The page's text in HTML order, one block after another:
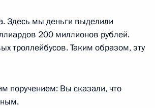
к ним
Эммануэлем
Здесь мы деньги выделили
200 миллионов рублей.
троллейбусов. Таким образом, эту
поручением: Вы сказали, что